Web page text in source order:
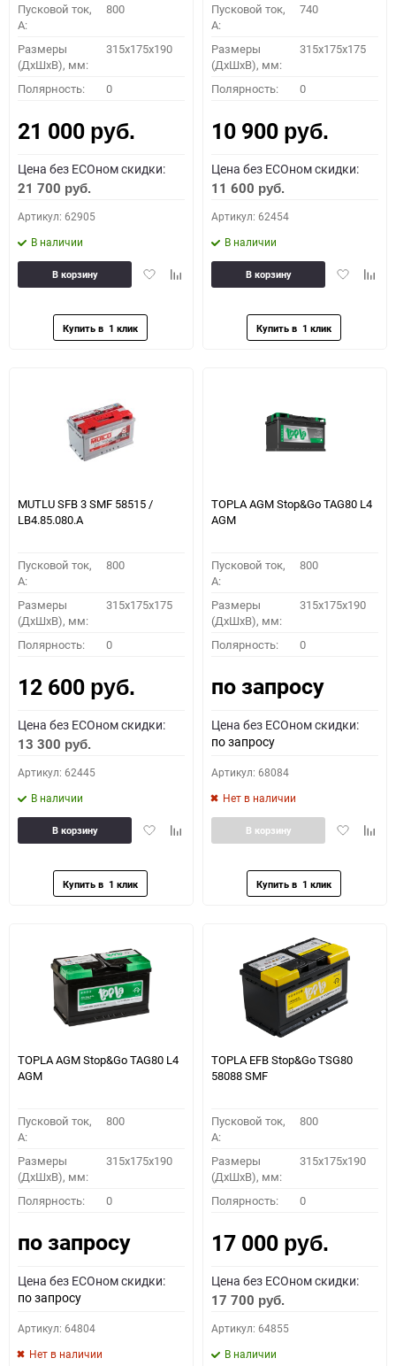
Пусковой ток,
A:
800
Размеры
(ДхШхВ), мм:
315x175x190
Полярность: 0
21 000 руб.
Цена без ECOном скидки:
21 700 руб.
Артикул: 62905
В наличии
ДобавитьДобавить
В корзину
Пусковой ток,
A:
740
Размеры
(ДхШхВ), мм:
315x175x175
Полярность: 0
10 900 руб.
Цена без ECOном скидки:
11 600 руб.
Артикул: 62454
В наличии
Добавить
В корзину
MUTLU SFB 3 SMF 58515 /
LB4.85.080.A
Пусковой ток,
A:
800
Размеры
(ДхШхВ), мм:
315x175x175
Полярность: 0
12 600 руб.
Цена без ECOном скидки:
13 300 руб.
Артикул: 62445
В наличии
ДобавитьДобавить
В корзину
TOPLA AGM Stop&Go TAG80 L4
AGM
Пусковой ток,
A:
800
Размеры
(ДхШхВ), мм:
315x175x190
Полярность: 0
по запросу
Цена без ECOном скидки:
по запросу
Артикул: 68084
Нет в наличии
Добавить
В корзину
TOPLA AGM Stop&Go TAG80 L4
AGM
Пусковой ток,
A:
800
Размеры
(ДхШхВ), мм:
315x175x190
Полярность: 0
по запросу
Цена без ECOном скидки:
по запросу
Артикул: 64804
Нет в наличии
TOPLA EFB Stop&Go TSG80
58088 SMF
Пусковой ток,
A:
800
Размеры
(ДхШхВ), мм:
315x175x190
Полярность: 0
17 000 руб.
Цена без ECOном скидки:
17 700 руб.
Артикул: 64855
В наличии